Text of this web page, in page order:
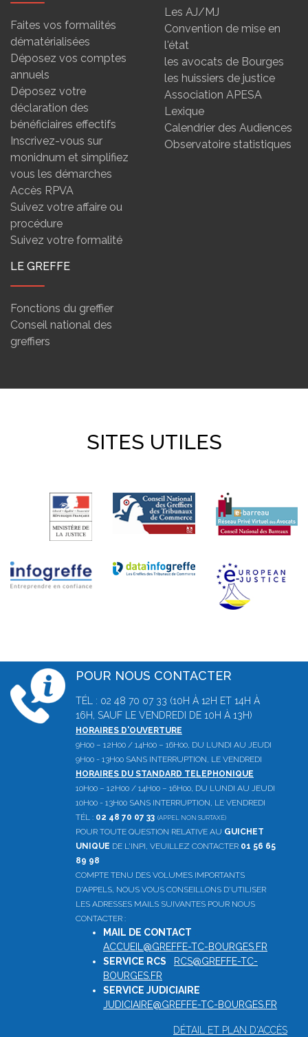
Faites vos formalités
dématérialisées
Déposez vos comptes
annuels
Déposez votre
déclaration des
bénéficiaires effectifs
Inscrivez-vous sur
monidnum et simplifiez
vous les démarches
Accès RPVA
Suivez votre affaire ou
procédure
Suivez votre formalité
Les AJ/MJ
Convention de mise en
l'état
les avocats de Bourges
les huissiers de justice
Association APESA
Lexique
Calendrier des Audiences
Observatoire statistiques
LE GREFFE
Fonctions du greffier
Conseil national des
greffiers
SITES UTILES
POUR NOUS CONTACTER
TÉL : 02 48 70 07 33 (10H À 12H ET 14H À
16H, SAUF LE VENDREDI DE 10H À 13H)
HORAIRES D'OUVERTURE
9H00 – 12H00 / 14H00 – 16H00, DU LUNDI AU JEUDI
9H00 - 13H00 SANS INTERRUPTION, LE VENDREDI
HORAIRES DU STANDARD TELEPHONIQUE
10H00 – 12H00 / 14H00 – 16H00, DU LUNDI AU JEUDI
10H00 - 13H00 SANS INTERRUPTION, LE VENDREDI
TÉL : 02 48 70 07 33 (APPEL NON SURTAXÉ)
POUR TOUTE QUESTION RELATIVE AU GUICHET
UNIQUE DE L'INPI, VEUILLEZ CONTACTER 01 56 65
89 98
COMPTE TENU DES VOLUMES IMPORTANTS
D'APPELS, NOUS VOUS CONSEILLONS D'UTILISER
LES ADRESSES MAILS SUIVANTES POUR NOUS
CONTACTER :
MAIL DE CONTACT
ACCUEIL@GREFFE-TC-BOURGES.FR
SERVICE RCS
RCS@GREFFE-TC-
BOURGES.FR
SERVICE JUDICIAIRE
JUDICIAIRE@GREFFE-TC-BOURGES.FR
DÉTAIL ET PLAN D'ACCÈS